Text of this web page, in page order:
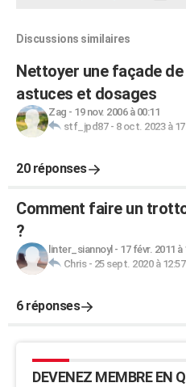
Discussions similaires
Nettoyer une façade
astuces et dosages
Zag - 19 nov. 2006 à 00:11
stf_jpd87- 8 oct. 2023 à
20 réponses
Comment faire un
?
linter_siannoyl - 17 févr. 2011 à
Chris- 25 sept. 2020 à 12:57
6 réponses
DEVENEZ MEMBRE EN